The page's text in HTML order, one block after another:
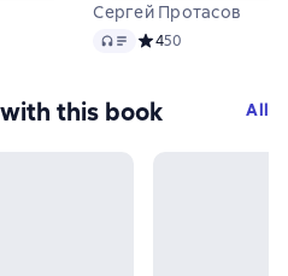
24 оценок
Сергей Протасов
Audio Средний рейтинг 4
450
this book All